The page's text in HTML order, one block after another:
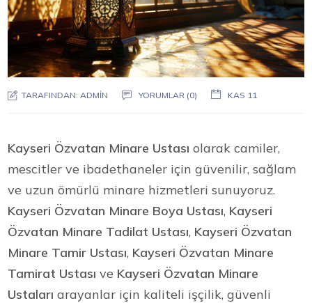
TARAFINDAN: ADMIN YORUMLAR (0) KAS 11
Kayseri Özvatan Minare Ustası olarak camiler,
mescitler ve ibadethaneler için güvenilir, sağlam
ve uzun ömürlü minare hizmetleri sunuyoruz.
Kayseri Özvatan Minare Boya Ustası, Kayseri
Özvatan Minare Tadilat Ustası, Kayseri Özvatan
Minare Tamir Ustası, Kayseri Özvatan Minare
Tamirat Ustası ve Kayseri Özvatan Minare
Ustaları arayanlar için kaliteli işçilik, güvenli